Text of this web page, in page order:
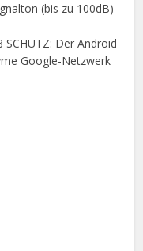
(bis zu 100dB)
SCHUTZ: Der Android
Google-Netzwerk